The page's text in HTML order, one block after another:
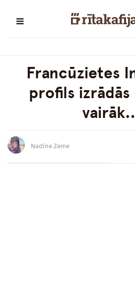
Francūzietes
profils izrādās
Nadīne Zeme